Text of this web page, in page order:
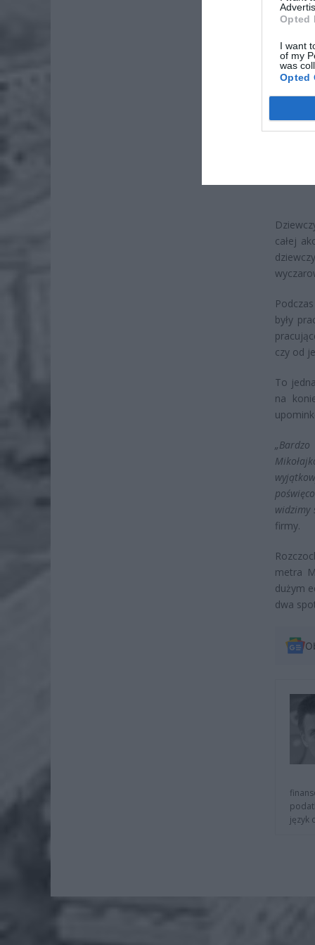
Opted
I want
of my
was
Opted
całej
były
czy od
To
na
widzimy
firmy.
metra
dużym
dwa
język